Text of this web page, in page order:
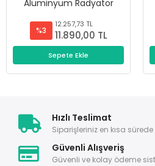
Alüminyum Radyatör
%3
12.257,73 TL
11.890,00 TL
Sepete Ekle
Hızlı Teslimat
Siparişleriniz en kısa sürede
Güvenli Alışveriş
Güvenli ve kolay ödeme